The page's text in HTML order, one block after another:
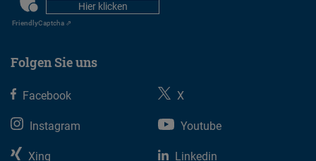
Hier klicken
FriendlyCaptcha ⇗
Folgen Sie uns
Facebook
X
Instagram
Youtube
Xing
Linkedin